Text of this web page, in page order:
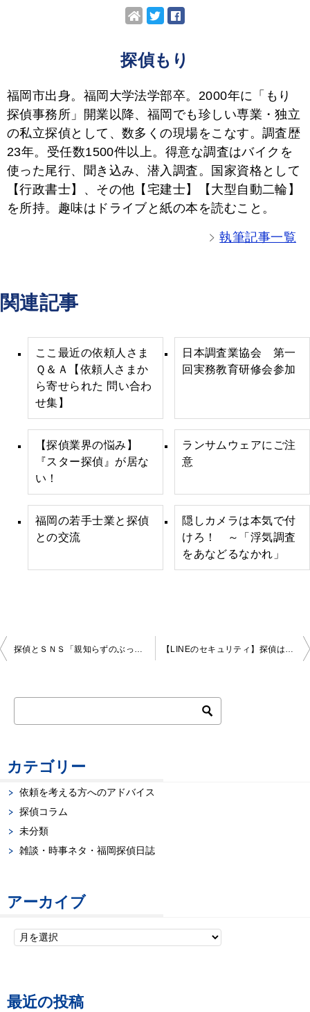
探偵もり
福岡市出身。福岡大学法学部卒。2000年に「もり
探偵事務所」開業以降、福岡でも珍しい専業・独立
の私立探偵として、数多くの現場をこなす。調査歴
23年。受任数1500件以上。得意な調査はバイクを
使った尾行、聞き込み、潜入調査。国家資格として
【行政書士】、その他【宅建士】【大型自動二輪】
を所持。趣味はドライブと紙の本を読むこと。
執筆記事一覧
関連記事
ここ最近の依頼人さま
Ｑ＆Ａ【依頼人さまか
ら寄せられた 問い合わ
せ集】
日本調査業協会 第一
回実務教育研修会参加
【探偵業界の悩み】
『スター探偵』が居な
い！
ランサムウェアにご注
意
福岡の若手士業と探偵
との交流
隠しカメラは本気で付
けろ！ ～「浮気調査
をあなどるなかれ」
投
ゲ
ー
シ
ョ
カテゴリー
依頼を考える方へのアドバイス
探偵コラム
未分類
雑談・時事ネタ・福岡探偵日誌
アーカイブ
最近の投稿